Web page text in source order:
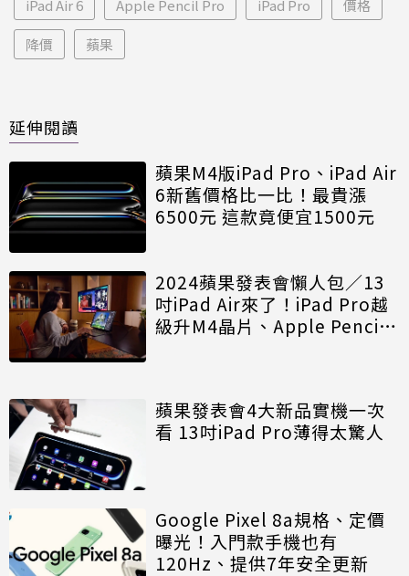
iPad Air 6 Apple Pencil Pro iPad Pro 價格
降價 蘋果
延伸閱讀
蘋果M4版iPad Pro、iPad Air
6新舊價格比一比！最貴漲
6500元 這款竟便宜1500元
2024蘋果發表會懶人包／13
吋iPad Air來了！iPad Pro越
級升M4晶片、Apple Pencil
蘋果發表會4大新品實機一次
看 13吋iPad Pro薄得太驚人
Google Pixel 8a規格、定價
曝光！入門款手機也有
120Hz、提供7年安全更新